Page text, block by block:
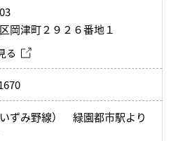
岡津町２９２６番地１
る
ずみ野線） 緑園都市駅より